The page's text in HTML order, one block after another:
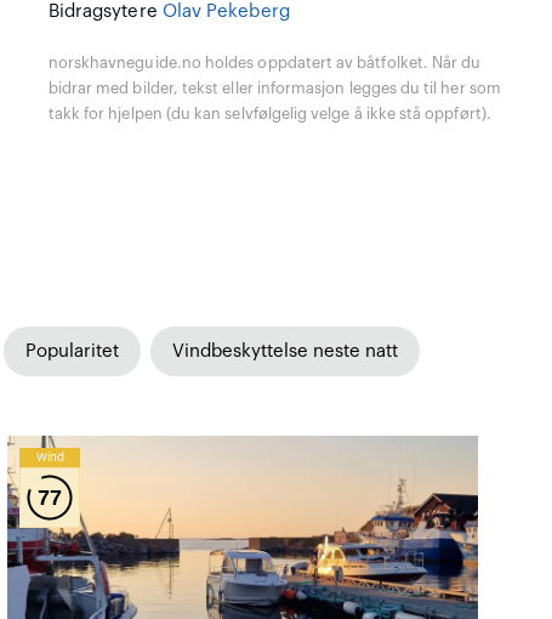
Bidragsytere Olav Pekeberg
norskhavneguide.no holdes oppdatert av båtfolket. Når du
bidrar med bilder, tekst eller informasjon legges du til her som
takk for hjelpen (du kan selvfølgelig velge å ikke stå oppført).
Popularitet Vindbeskyttelse neste natt
Wind
77